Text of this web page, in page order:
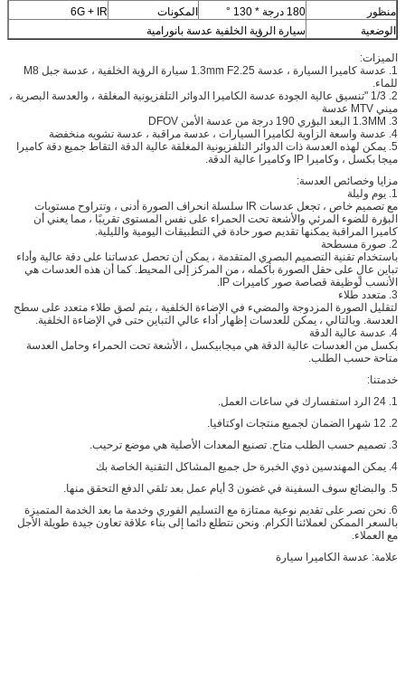
منظور
180 درجة * 130 ° المكونات
6G + IR
الوضعية
سيارة الرؤية الخلفية عدسة بانورامية
الميزات:
1. عدسة كاميرا السيارة ، عدسة 1.3mm F2.25 سيارة الرؤية الخلفية ، عدسة جبل M8
للماء.
2. 1/3 "تنسيق عالية الجودة عدسة الكاميرا الدوائر التلفزيونية المغلقة ، والعدسة البصرية ،
ميني MTV عدسة
3. 1.3MM البعد البؤري 190 درجة من عدسة الأمن DFOV
4. عدسة واسعة الزاوية لكاميرا السيارات ، عدسة مراقبة ، عدسة تشويه منخفضة
5. يمكن لهذه العدسة ذات الدوائر التلفزيونية المغلقة عالية الدقة التقاط جميع دقة كاميرا
ميجا بكسل ، وكاميرا IP وكاميرا عالية الدقة.
مزايا وخصائص العدسة:
1. يوم وليلة
مع تصميم خاص ، تجعل عدسات IR سلسلة انحراف الصورة أدنى ، وتتراوح مستويات
البؤرة للضوء المرئي والأشعة تحت الحمراء على نفس المستوى تقريبًا ، مما يعني أن
كاميرا المراقبة يمكنها تقديم صور حادة في التطبيقات اليومية والليلية.
2. صورة مسطحة
باستخدام تقنية التصميم البصري المتقدمة ، يمكن أن تحصل عدساتنا على دقة عالية وأداء
تباين عالٍ على حقل الصورة بأكمله ، من المركز إلى المحيط. كما أن هذه العدسات هي
الأنسب لوظيفة قصاصة صور كاميرات IP.
3. متعدد طلاء
لتقليل الصورة المزدوجة والمضيء في الإضاءة الخلفية ، يتم لصق طلاء متعدد على سطح
العدسة. وبالتالي ، يمكن للعدسات إظهار أداء عالي التباين حتى في الإضاءة الخلفية.
4. عدسة عالية الدقة
بكسل من العدسات عالية الدقة هي ميجابيكسل ، الأشعة تحت الحمراء وحامل العدسة
متاحة حسب الطلب.
خدمتنا:
1. 24 الرد استفسارك في ساعات العمل.
2. 12 شهرا الضمان لجميع منتجات اوكتافيا.
3. تصميم حسب الطلب متاح.
تصنيع المعدات الأصلية هي موضع ترحيب.
4. يمكن المهندسين ذوي الخبرة حل جميع المشاكل التقنية الخاصة بك
5. والبضائع سوف السفينة في غضون 3 أيام عمل بعد تلقي الدفع التحقق منها.
6. نحن نصر على تقديم نوعية ممتازة مع التسليم الفوري وخدمة ما بعد الخدمة المتميزة
بالسعر الممكن لعملائنا الكرام. ونحن نتطلع دائما إلى بناء علاقة تعاون جيدة طويلة الأجل
مع العملاء.
علامة: عدسة الكاميرا سيارة